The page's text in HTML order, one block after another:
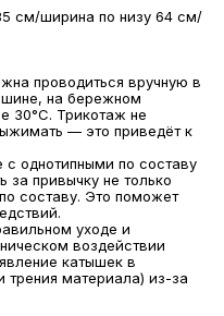
см/ширина по низу 64 см/
проводиться вручную в
на бережном
30°С. Трикотаж не
— это приведёт к
с однотипными по составу
за привычку не только
составу. Это поможет
уходе и
воздействии
катышек в
трения материала) из-за